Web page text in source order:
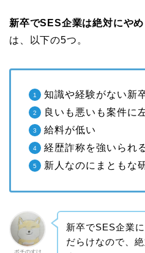
新卒でSES企業は絶対にや
は、以下の5つ。
知識や経験がない新
良いも悪いも案件に
給料が低い
経歴詐称を強いられ
新人なのにまともな
ポチのすけ
新卒でSES企業
だらけなので、